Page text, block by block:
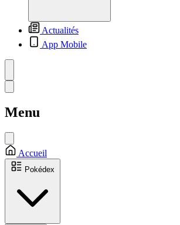
Actualités
App Mobile
Menu
Accueil